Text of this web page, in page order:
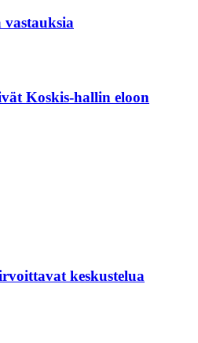
vastauksia
Koskis-hallin eloon
keskustelua